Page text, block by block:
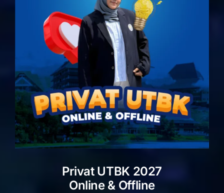
Privat UTBK 2027
Online & Offline